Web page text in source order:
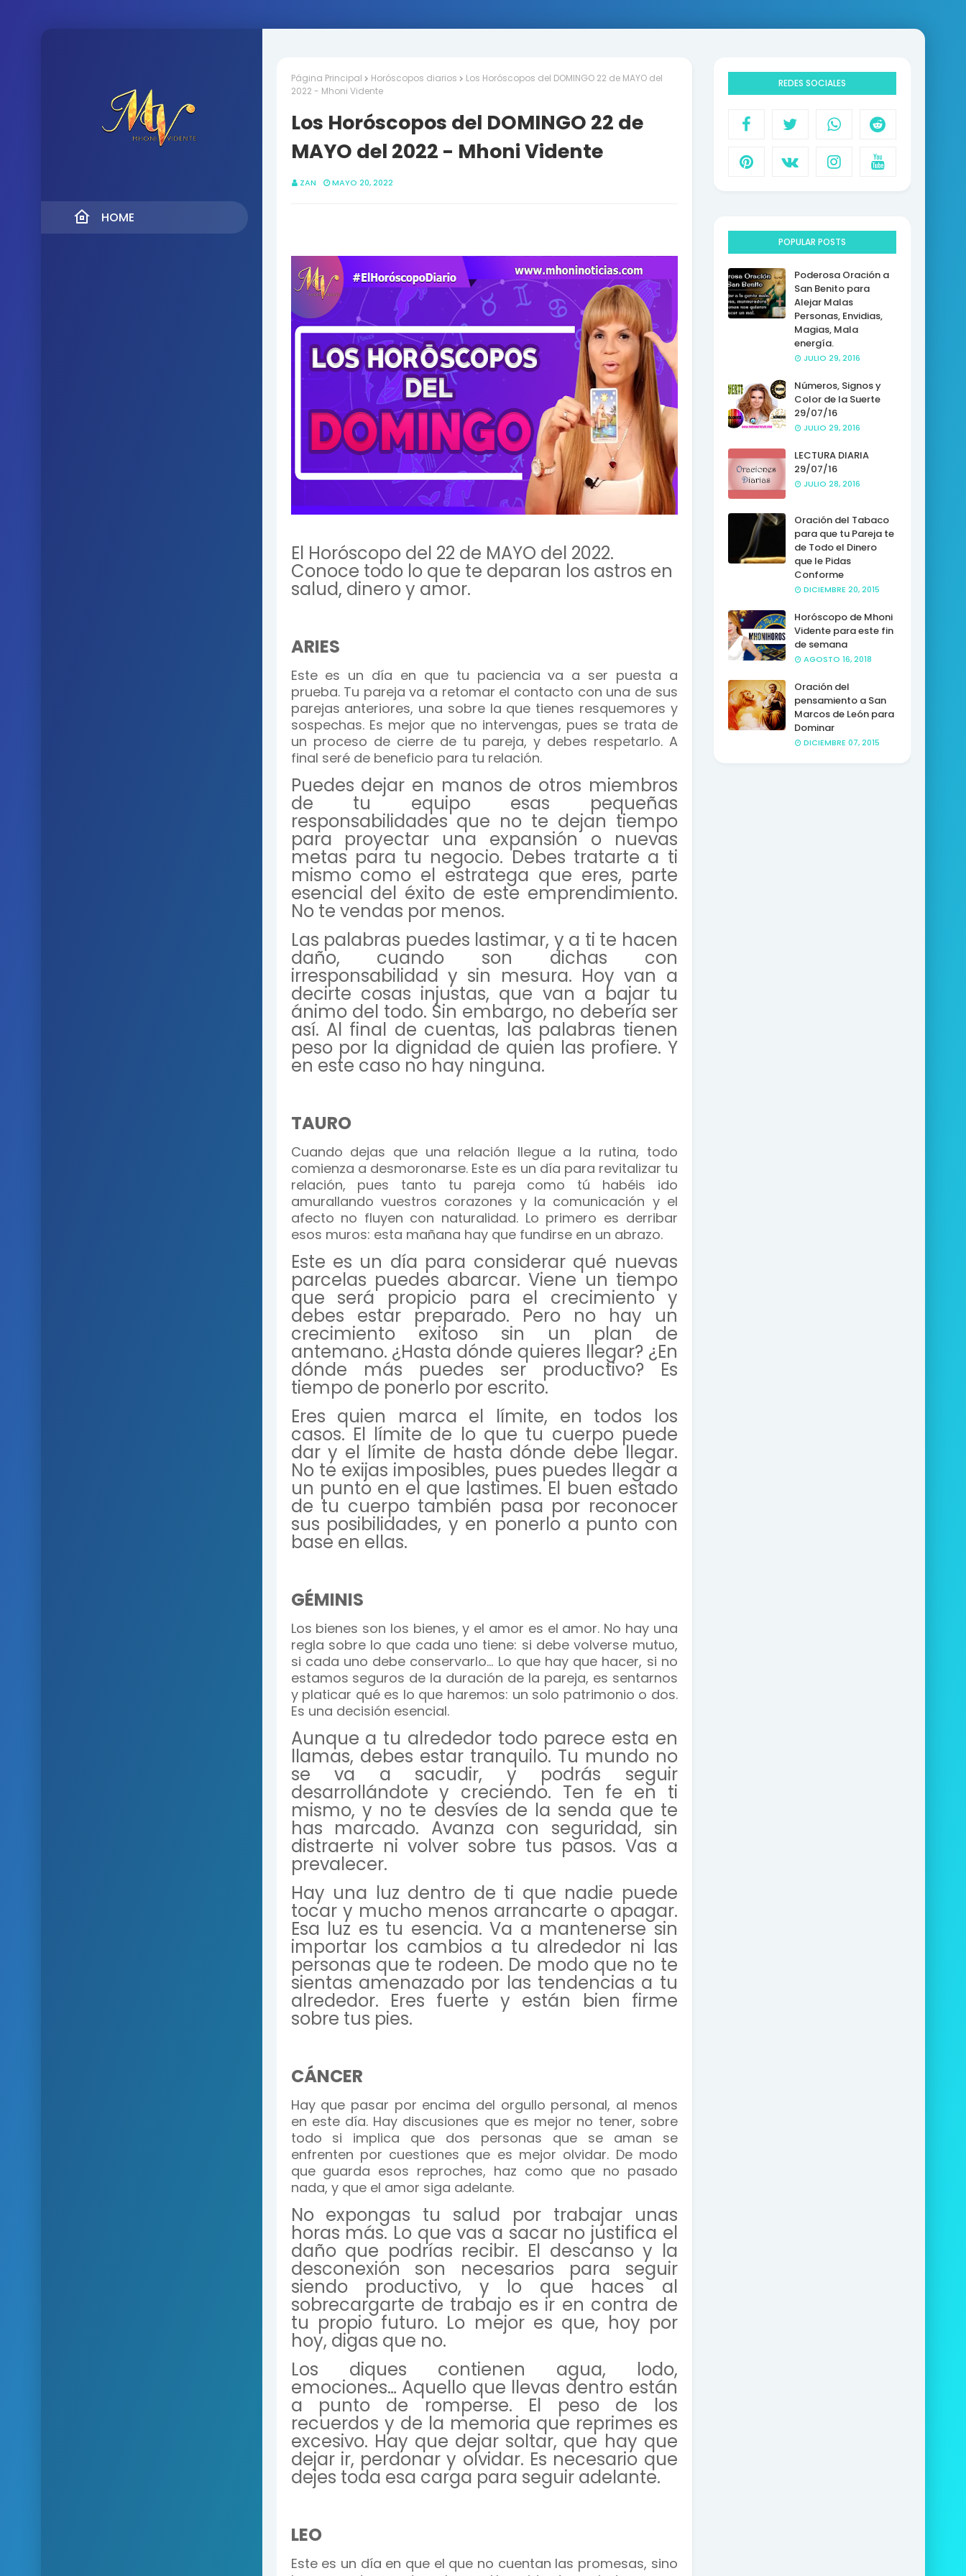
HOME
Página Principal Horóscopos diarios
Los Horóscopos del DOMINGO 22 de MAYO del
2022 - Mhoni Vidente
Los Horóscopos del DOMINGO 22 de
MAYO del 2022 - Mhoni Vidente
ZAN MAYO 20, 2022
El Horóscopo del 22 de MAYO del 2022.
Conoce todo lo que te deparan los astros en
salud, dinero y amor.
ARIES
Este es un día en que tu paciencia va a ser puesta a
prueba. Tu pareja va a retomar el contacto con una de sus
parejas anteriores, una sobre la que tienes resquemores y
sospechas. Es mejor que no intervengas, pues se trata de
un proceso de cierre de tu pareja, y debes respetarlo. A
final seré de beneficio para tu relación.
Puedes dejar en manos de otros miembros
de tu equipo esas pequeñas
responsabilidades que no te dejan tiempo
para proyectar una expansión o nuevas
metas para tu negocio. Debes tratarte a ti
mismo como el estratega que eres, parte
esencial del éxito de este emprendimiento.
No te vendas por menos.
Las palabras puedes lastimar, y a ti te hacen
daño, cuando son dichas con
irresponsabilidad y sin mesura. Hoy van a
decirte cosas injustas, que van a bajar tu
ánimo del todo. Sin embargo, no debería ser
así. Al final de cuentas, las palabras tienen
peso por la dignidad de quien las profiere. Y
en este caso no hay ninguna.
TAURO
Cuando dejas que una relación llegue a la rutina, todo
comienza a desmoronarse. Este es un día para revitalizar tu
relación, pues tanto tu pareja como tú habéis ido
amurallando vuestros corazones y la comunicación y el
afecto no fluyen con naturalidad. Lo primero es derribar
esos muros: esta mañana hay que fundirse en un abrazo.
Este es un día para considerar qué nuevas
parcelas puedes abarcar. Viene un tiempo
que será propicio para el crecimiento y
debes estar preparado. Pero no hay un
crecimiento exitoso sin un plan de
antemano. ¿Hasta dónde quieres llegar? ¿En
dónde más puedes ser productivo? Es
tiempo de ponerlo por escrito.
Eres quien marca el límite, en todos los
casos. El límite de lo que tu cuerpo puede
dar y el límite de hasta dónde debe llegar.
No te exijas imposibles, pues puedes llegar a
un punto en el que lastimes. El buen estado
de tu cuerpo también pasa por reconocer
sus posibilidades, y en ponerlo a punto con
base en ellas.
GÉMINIS
Los bienes son los bienes, y el amor es el amor. No hay una
regla sobre lo que cada uno tiene: si debe volverse mutuo,
si cada uno debe conservarlo… Lo que hay que hacer, si no
estamos seguros de la duración de la pareja, es sentarnos
y platicar qué es lo que haremos: un solo patrimonio o dos.
Es una decisión esencial.
Aunque a tu alrededor todo parece esta en
llamas, debes estar tranquilo. Tu mundo no
se va a sacudir, y podrás seguir
desarrollándote y creciendo. Ten fe en ti
mismo, y no te desvíes de la senda que te
has marcado. Avanza con seguridad, sin
distraerte ni volver sobre tus pasos. Vas a
prevalecer.
Hay una luz dentro de ti que nadie puede
tocar y mucho menos arrancarte o apagar.
Esa luz es tu esencia. Va a mantenerse sin
importar los cambios a tu alrededor ni las
personas que te rodeen. De modo que no te
sientas amenazado por las tendencias a tu
alrededor. Eres fuerte y están bien firme
sobre tus pies.
CÁNCER
Hay que pasar por encima del orgullo personal, al menos
en este día. Hay discusiones que es mejor no tener, sobre
todo si implica que dos personas que se aman se
enfrenten por cuestiones que es mejor olvidar. De modo
que guarda esos reproches, haz como que no pasado
nada, y que el amor siga adelante.
No expongas tu salud por trabajar unas
horas más. Lo que vas a sacar no justifica el
daño que podrías recibir. El descanso y la
desconexión son necesarios para seguir
siendo productivo, y lo que haces al
sobrecargarte de trabajo es ir en contra de
tu propio futuro. Lo mejor es que, hoy por
hoy, digas que no.
Los diques contienen agua, lodo,
emociones… Aquello que llevas dentro están
a punto de romperse. El peso de los
recuerdos y de la memoria que reprimes es
excesivo. Hay que dejar soltar, que hay que
dejar ir, perdonar y olvidar. Es necesario que
dejes toda esa carga para seguir adelante.
LEO
Este es un día en que el que no cuentan las promesas, sino
REDES SOCIALES
POPULAR POSTS
Poderosa Oración a
San Benito para
Alejar Malas
Personas, Envidias,
Magias, Mala
energía.
JULIO 29, 2016
Números, Signos y
Color de la Suerte
29/07/16
JULIO 29, 2016
LECTURA DIARIA
29/07/16
JULIO 28, 2016
Oración del Tabaco
para que tu Pareja te
de Todo el Dinero
que le Pidas
Conforme
DICIEMBRE 20, 2015
Horóscopo de Mhoni
Vidente para este fin
de semana
AGOSTO 16, 2018
Oración del
pensamiento a San
Marcos de León para
Dominar
DICIEMBRE 07, 2015